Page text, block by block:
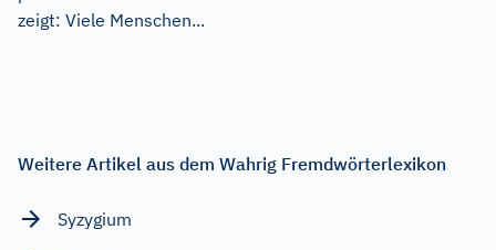
zeigt: Viele Menschen...
Weitere Artikel aus dem Wahrig Fremdwörterlexikon
Syzygium